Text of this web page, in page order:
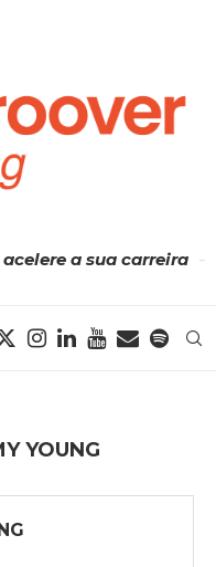
a sua carreira
YOUNG